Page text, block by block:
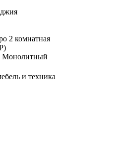
2 комнатная
и техника